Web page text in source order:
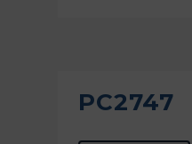
PC2747